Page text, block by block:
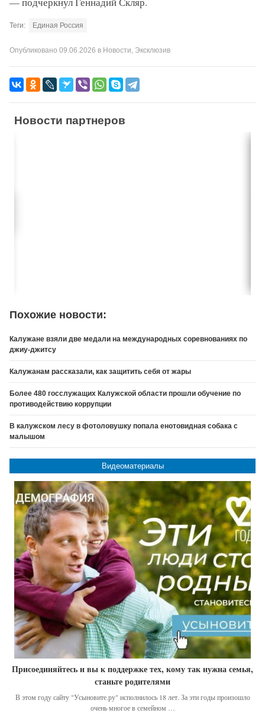
Теги: Единая Россия
Опубликовано 09.06.2026 в Новости Эксклюзив
Новости партнеров
Похожие новости:
Калужане взяли две медали на международных соревнованиях по
джиу-джитсу
Калужанам рассказали, как защитить себя от жары
Более 480 госслужащих Калужской области прошли обучение по
противодействию коррупции
В калужском лесу в фотоловушку попала енотовидная собака с
малышом
Видеоматериалы
Присоединяйтесь и вы к поддержке тех, кому так нужна семья,
станьте родителями
В этом году сайту "Усыновите.ру" исполнилось 18 лет. За эти годы произошло
очень многое в семейном …